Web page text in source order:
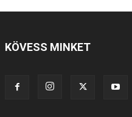
KÖVESS MINKET